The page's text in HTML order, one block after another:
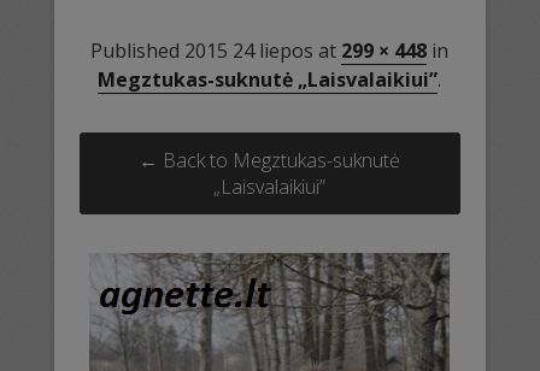
Published 2015 24 liepos at 299 × 448 in
Megztukas-suknutė „Laisvalaikiui”.
← Back to Megztukas-suknutė
„Laisvalaikiui”